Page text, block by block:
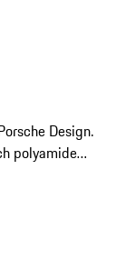
Design.
polyamide